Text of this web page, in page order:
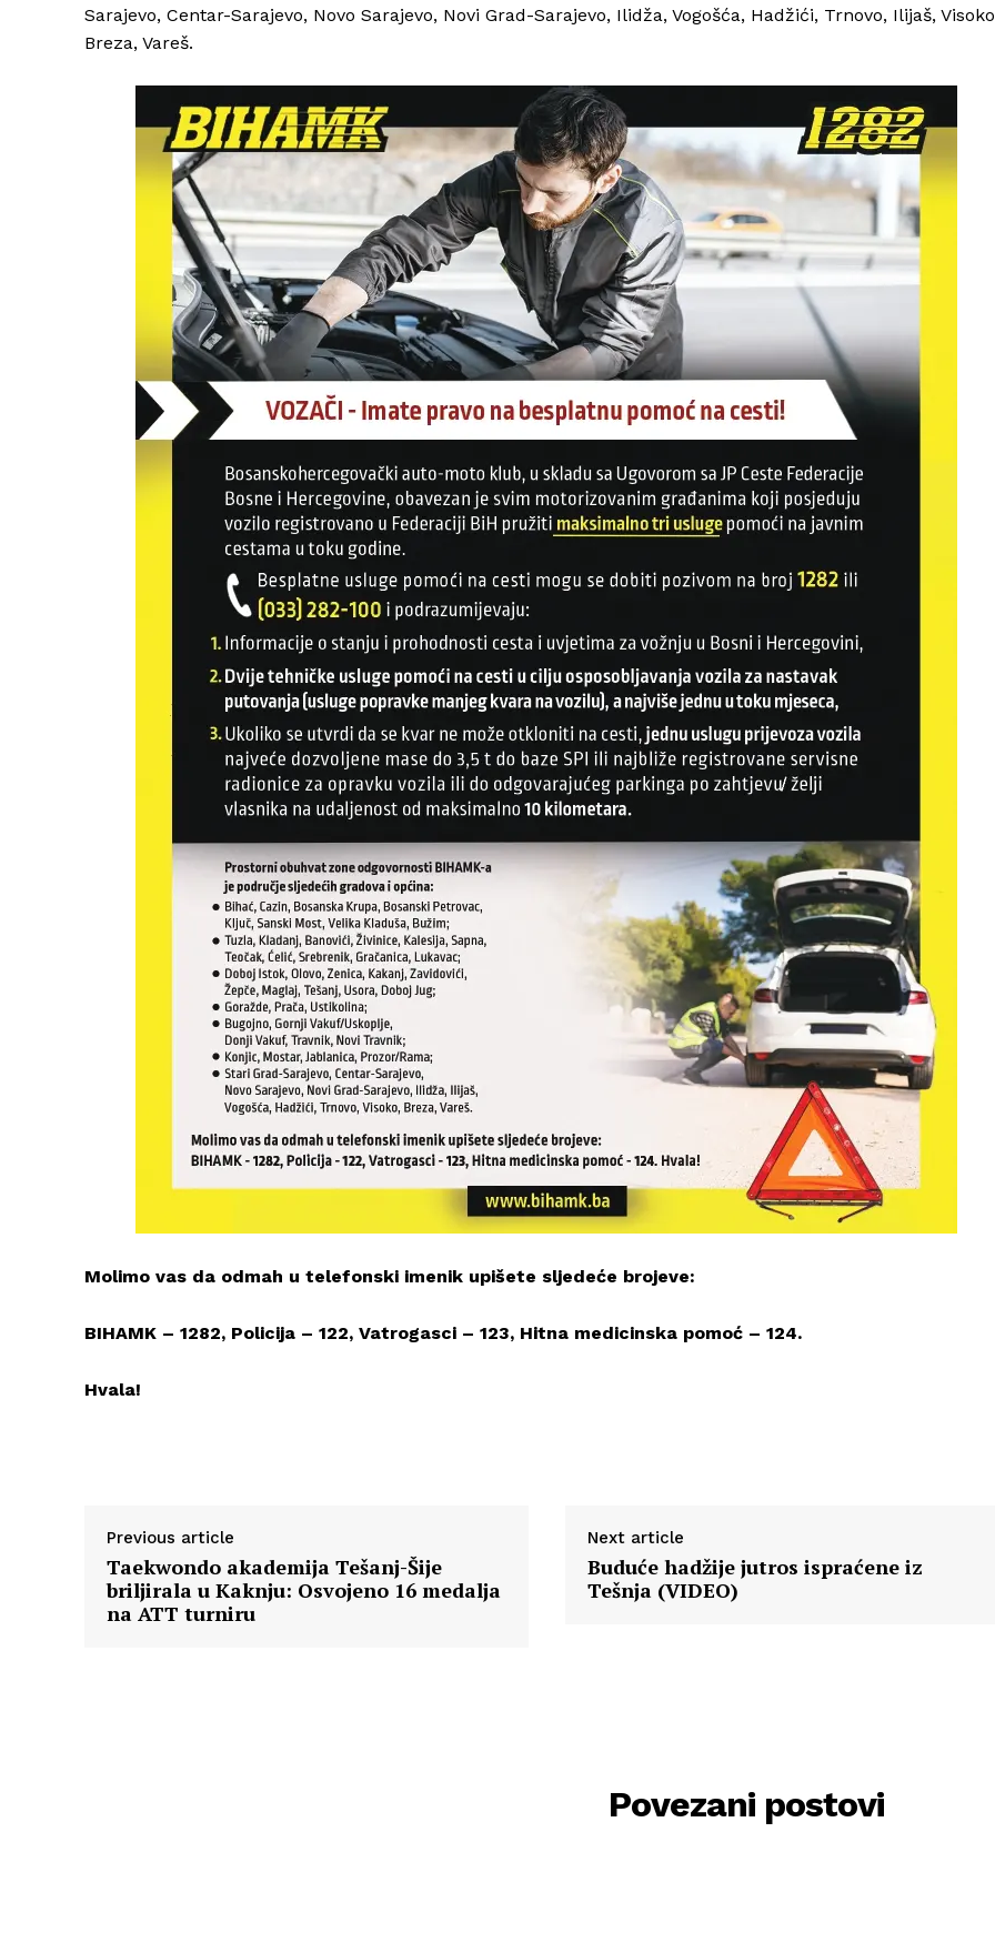
Sarajevo, Centar-Sarajevo, Novo Sarajevo, Novi Grad-Sarajevo, Ilidža, Vogošća, Hadžići, Trnovo, Ilijaš,
Breza, Vareš.
Molimo vas da odmah u telefonski imenik upišete sljedeće brojeve:
BIHAMK – 1282, Policija – 122, Vatrogasci – 123, Hitna medicinska pomoć – 124.
Hvala!
Previous article
Taekwondo akademija Tešanj-Šije
briljirala u Kaknju: Osvojeno 16 medalja
na ATT turniru
Next article
Buduće hadžije jutros ispraćene iz
Tešnja (VIDEO)
Povezani postovi